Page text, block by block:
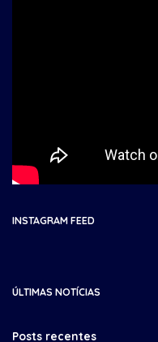
INSTAGRAM FEED
ÚLTIMAS NOTÍCIAS
Posts recentes